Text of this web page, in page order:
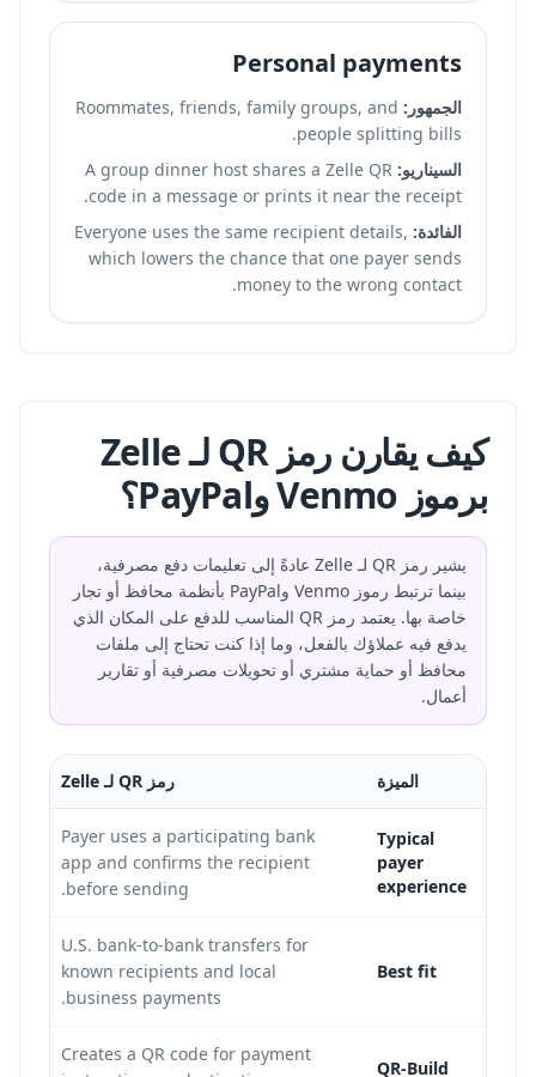
Personal payments
الجمهور: Roommates, friends, family groups, and
people splitting bills.
السيناريو: A group dinner host shares a Zelle QR
code in a message or prints it near the receipt.
الفائدة: Everyone uses the same recipient details,
which lowers the chance that one payer sends
money to the wrong contact.
كيف يقارن رمز QR لـ Zelle
برموز Venmo وPayPal؟
يشير رمز QR لـ Zelle عادةً إلى تعليمات دفع مصرفية،
بينما ترتبط رموز Venmo وPayPal بأنظمة محافظ أو تجار
خاصة بها. يعتمد رمز QR المناسب للدفع على المكان الذي
يدفع فيه عملاؤك بالفعل، وما إذا كنت تحتاج إلى ملفات
محافظ أو حماية مشتري أو تحويلات مصرفية أو تقارير
أعمال.
الميزة رمز QR لـ Zelle
Typical
payer
experience
Payer uses a participating bank
app and confirms the recipient
before sending.
Best fit
U.S. bank-to-bank transfers for
known recipients and local
business payments.
QR-Build
Creates a QR code for payment